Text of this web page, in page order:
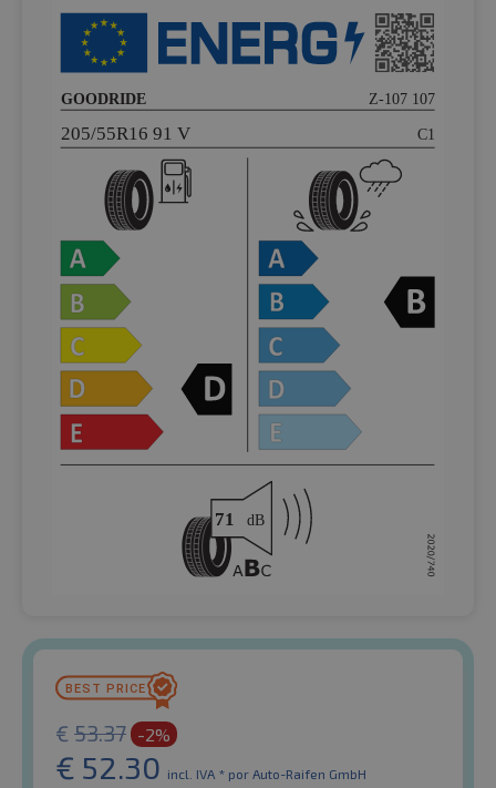
€ 53.37 -2%
€ 52.30 incl. IVA * por Auto-Raifen GmbH